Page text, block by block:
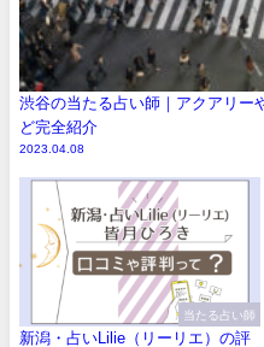
渋谷の当たる占い師｜アクアリー
ど完全紹介
2023.04.08
当たる占い師
新潟・占いLilie（リーリエ）の評